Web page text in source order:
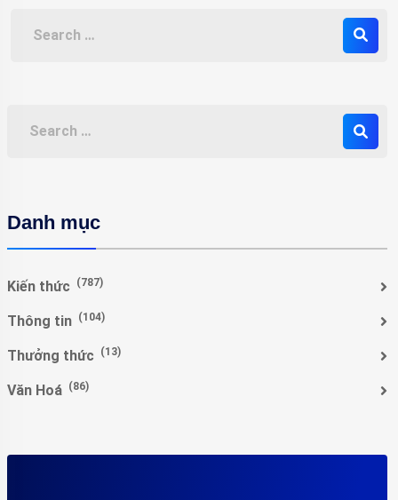
Danh mục
Kiến thức (787)
Thông tin (104)
Thưởng thức (13)
Văn Hoá (86)